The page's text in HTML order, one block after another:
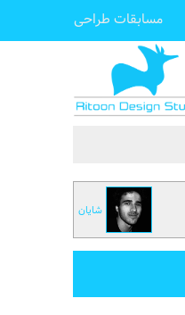
مسابقات طراحی
شایان